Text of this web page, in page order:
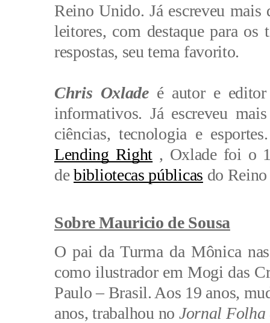
Reino Unido. Já escreveu
leitores, com destaque para
respostas, seu tema favorito.
Chris Oxlade é autor e editor
informativos. Já escreveu
ciências, tecnologia e
Lending Right , Oxlade foi o
de bibliotecas públicas do
Sobre Mauricio de Sousa
O pai da Turma da Mônica
como ilustrador em Mogi das
Paulo – Brasil. Aos 19 anos,
anos, trabalhou no Jornal Folha